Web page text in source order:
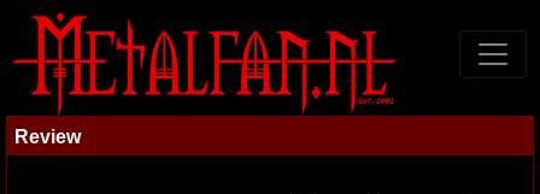
Review